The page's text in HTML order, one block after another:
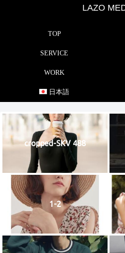
LAZO
TOP
SERVICE
WORK
日本語
cropped-SKV 488
1-2